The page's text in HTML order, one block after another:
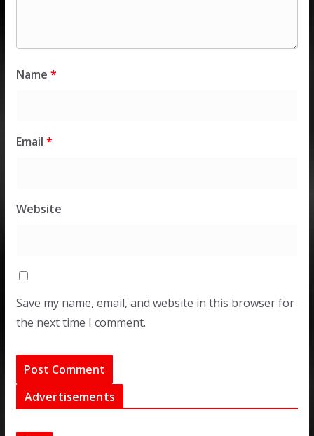
Name *
Email *
Website
Save my name, email, and website in this browser for
the next time I comment.
Advertisements